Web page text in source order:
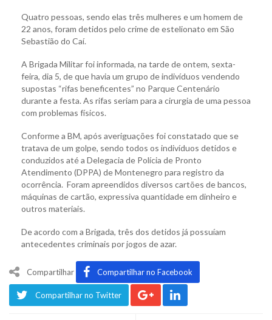
Quatro pessoas, sendo elas três mulheres e um homem de
22 anos, foram detidos pelo crime de estelionato em São
Sebastião do Caí.
A Brigada Militar foi informada, na tarde de ontem, sexta-
feira, dia 5, de que havia um grupo de indivíduos vendendo
supostas “rifas beneficentes” no Parque Centenário
durante a festa. As rifas seriam para a cirurgia de uma pessoa
com problemas físicos.
Conforme a BM, após averiguações foi constatado que se
tratava de um golpe, sendo todos os indivíduos detidos e
conduzidos até a Delegacia de Polícia de Pronto
Atendimento (DPPA) de Montenegro para registro da
ocorrência. Foram apreendidos diversos cartões de bancos,
máquinas de cartão, expressiva quantidade em dinheiro e
outros materiais.
De acordo com a Brigada, três dos detidos já possuíam
antecedentes criminais por jogos de azar.
Compartilhar Compartilhar no Facebook
Compartilhar no Twitter